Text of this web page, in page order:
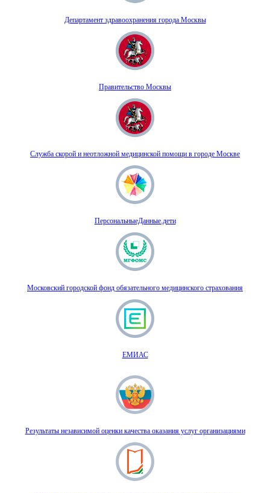
Департамент здравоохранения города Москвы
Правительство Москвы
Служба скорой и неотложной медицинской помощи в городе Москве
ПерсональныеДанные.дети
Московский городской фонд обязательного медицинского страхования
ЕМИАС
Результаты независимой оценки качества оказания услуг организациями